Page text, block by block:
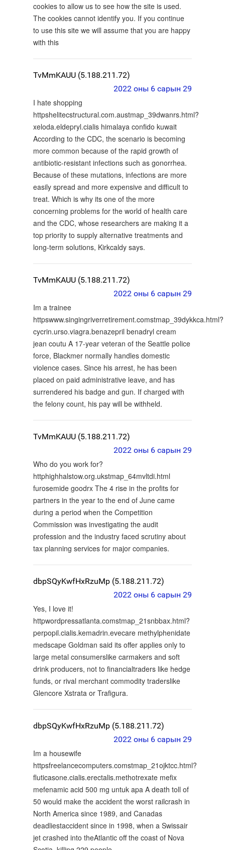
cookies to allow us to see how the site is used.
The cookies cannot identify you. If you continue
to use this site we will assume that you are happy
with this
TvMmKAUU (5.188.211.72)
2022 оны 6 сарын 29
I hate shopping
httpshelitecstructural.com.austmap_39dwanrs.html?
xeloda.eldepryl.cialis himalaya confido kuwait
According to the CDC, the scenario is becoming
more common because of the rapid growth of
antibiotic-resistant infections such as gonorrhea.
Because of these mutations, infections are more
easily spread and more expensive and difficult to
treat. Which is why its one of the more
concerning problems for the world of health care
and the CDC, whose researchers are making it a
top priority to supply alternative treatments and
long-term solutions, Kirkcaldy says.
TvMmKAUU (5.188.211.72)
2022 оны 6 сарын 29
Im a trainee
httpswww.singingriverretirement.comstmap_39dykkca.html?
cycrin.urso.viagra.benazepril benadryl cream
jean coutu A 17-year veteran of the Seattle police
force, Blackmer normally handles domestic
violence cases. Since his arrest, he has been
placed on paid administrative leave, and has
surrendered his badge and gun. If charged with
the felony count, his pay will be withheld.
TvMmKAUU (5.188.211.72)
2022 оны 6 сарын 29
Who do you work for?
httphighhalstow.org.ukstmap_64mvltdi.html
furosemide goodrx The 4 rise in the profits for
partners in the year to the end of June came
during a period when the Competition
Commission was investigating the audit
profession and the industry faced scrutiny about
tax planning services for major companies.
dbpSQyKwfHxRzuMp (5.188.211.72)
2022 оны 6 сарын 29
Yes, I love it!
httpwordpressatlanta.comstmap_21snbbax.html?
perpopil.cialis.kemadrin.evecare methylphenidate
medscape Goldman said its offer applies only to
large metal consumerslike carmakers and soft
drink producers, not to financialtraders like hedge
funds, or rival merchant commodity traderslike
Glencore Xstrata or Trafigura.
dbpSQyKwfHxRzuMp (5.188.211.72)
2022 оны 6 сарын 29
Im a housewife
httpsfreelancecomputers.comstmap_21ojktcc.html?
fluticasone.cialis.erectalis.methotrexate mefix
mefenamic acid 500 mg untuk apa A death toll of
50 would make the accident the worst railcrash in
North America since 1989, and Canadas
deadliestaccident since in 1998, when a Swissair
jet crashed into theAtlantic off the coast of Nova